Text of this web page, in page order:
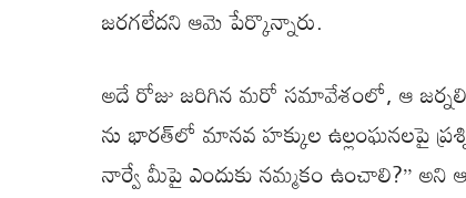
జరగలేదని ఆమె పేర్కొన్నారు.
అదే రోజు జరిగిన మరో సమావేశంలో, ఆ
ను భారత్‌లో మానవ హక్కుల ఉల్లంఘనలపై
నార్వే మీపై ఎందుకు నమ్మకం ఉంచాలి?” అని